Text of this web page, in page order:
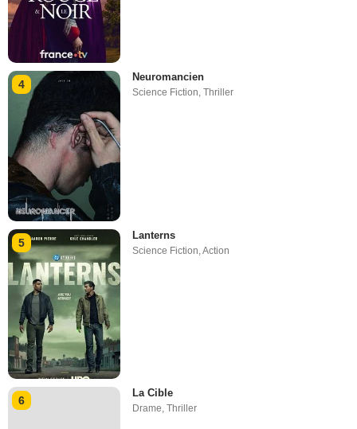
4
Neuromancien
Science Fiction,Thriller
5
Lanterns
Science Fiction ,Action
6
La Cible
Drame,Thriller